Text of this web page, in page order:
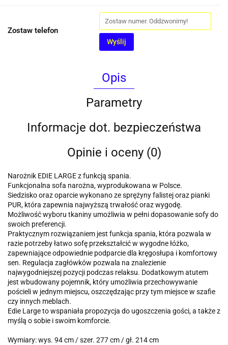
Zostaw telefon
Wyślij
Opis
Parametry
Informacje dot. bezpieczeństwa
Opinie i oceny (0)
Narożnik EDIE LARGE z funkcją spania.
Funkcjonalna sofa narożna, wyprodukowana w Polsce.
Siedzisko oraz oparcie wykonano ze sprężyny falistej oraz pianki
PUR, która zapewnia najwyższą trwałość oraz wygodę.
Możliwość wyboru tkaniny umożliwia w pełni dopasowanie sofy do
swoich preferencji.
Praktycznym rozwiązaniem jest funkcja spania, która pozwala w
razie potrzeby łatwo sofę przekształcić w wygodne łóżko,
zapewniające odpowiednie podparcie dla kręgosłupa i komfortowy
sen. Regulacja zagłówków pozwala na znalezienie
najwygodniejszej pozycji podczas relaksu. Dodatkowym atutem
jest wbudowany pojemnik, który umożliwia przechowywanie
pościeli w jednym miejscu, oszczędzając przy tym miejsce w szafie
czy innych meblach.
Edie Large to wspaniała propozycja do ugoszczenia gości, a także z
myślą o sobie i swoim komforcie.
Wymiary: wys. 94 cm / szer. 277 cm / gł. 214 cm